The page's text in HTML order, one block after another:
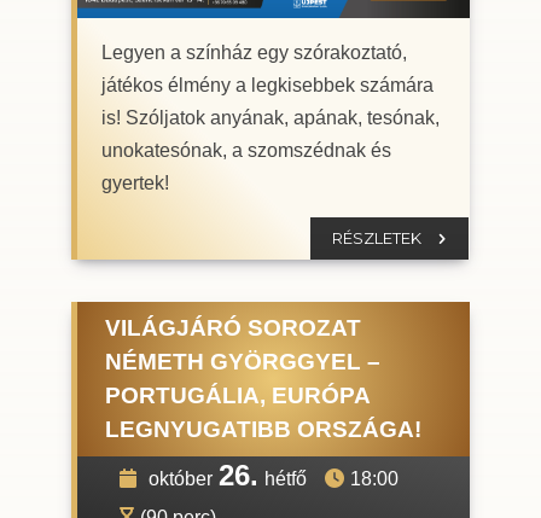
Legyen a színház egy szórakoztató,
játékos élmény a legkisebbek számára
is! Szóljatok anyának, apának, tesónak,
unokatesónak, a szomszédnak és
gyertek!
RÉSZLETEK
VILÁGJÁRÓ SOROZAT
NÉMETH GYÖRGGYEL –
PORTUGÁLIA, EURÓPA
LEGNYUGATIBB ORSZÁGA!
október 26. hétfő
18:00